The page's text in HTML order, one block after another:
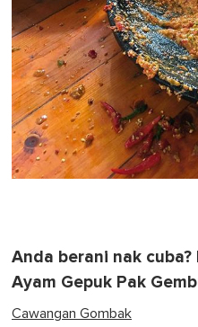
Anda berani nak
Ayam Gepuk Pak
Cawangan Gombak